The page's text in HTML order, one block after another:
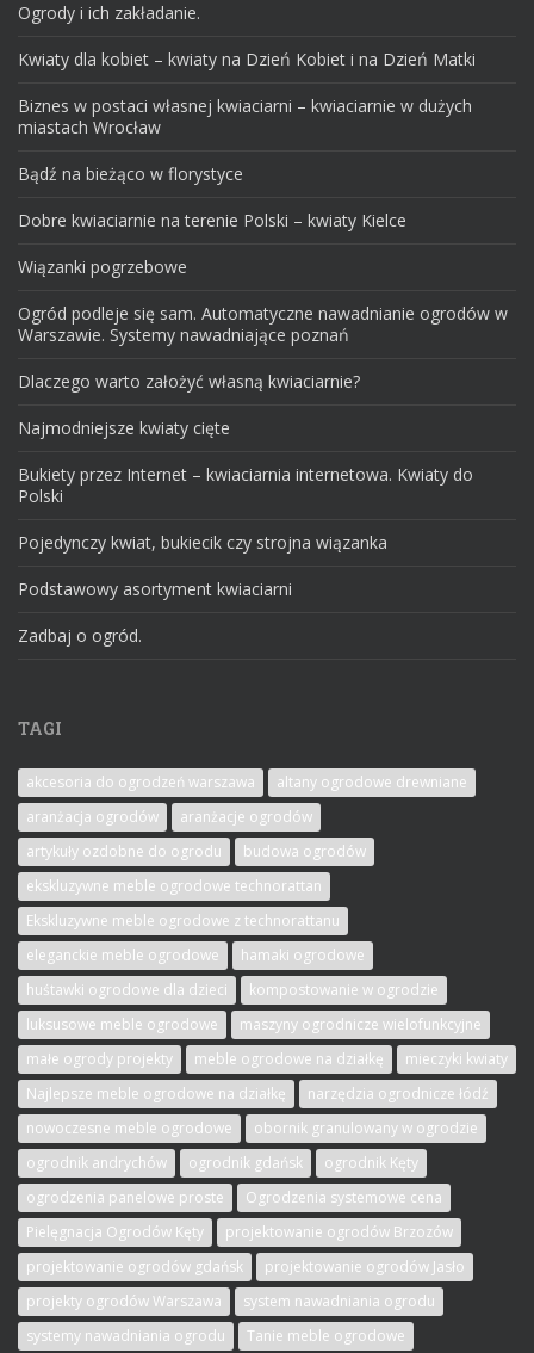
Ogrody i ich zakładanie.
Kwiaty dla kobiet – kwiaty na Dzień Kobiet i na Dzień Matki
Biznes w postaci własnej kwiaciarni – kwiaciarnie w dużych
miastach Wrocław
Bądź na bieżąco w florystyce
Dobre kwiaciarnie na terenie Polski – kwiaty Kielce
Wiązanki pogrzebowe
Ogród podleje się sam. Automatyczne nawadnianie ogrodów w
Warszawie. Systemy nawadniające poznań
Dlaczego warto założyć własną kwiaciarnie?
Najmodniejsze kwiaty cięte
Bukiety przez Internet – kwiaciarnia internetowa. Kwiaty do
Polski
Pojedynczy kwiat, bukiecik czy strojna wiązanka
Podstawowy asortyment kwiaciarni
Zadbaj o ogród.
TAGI
akcesoria do ogrodzeń warszawa
altany ogrodowe drewniane
aranżacja ogrodów
aranżacje ogrodów
artykuły ozdobne do ogrodu
budowa ogrodów
ekskluzywne meble ogrodowe technorattan
Ekskluzywne meble ogrodowe z technorattanu
eleganckie meble ogrodowe
hamaki ogrodowe
huśtawki ogrodowe dla dzieci
kompostowanie w ogrodzie
luksusowe meble ogrodowe
maszyny ogrodnicze wielofunkcyjne
małe ogrody projekty
meble ogrodowe na działkę
mieczyki kwiaty
Najlepsze meble ogrodowe na działkę
narzędzia ogrodnicze łódź
nowoczesne meble ogrodowe
obornik granulowany w ogrodzie
ogrodnik andrychów
ogrodnik gdańsk
ogrodnik Kęty
ogrodzenia panelowe proste
Ogrodzenia systemowe cena
Pielęgnacja Ogrodów Kęty
projektowanie ogrodów Brzozów
projektowanie ogrodów gdańsk
projektowanie ogrodów Jasło
projekty ogrodów Warszawa
system nawadniania ogrodu
systemy nawadniania ogrodu
Tanie meble ogrodowe